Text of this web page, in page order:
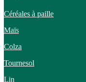
Céréales à paille
Maïs
Colza
Tournesol
Lin